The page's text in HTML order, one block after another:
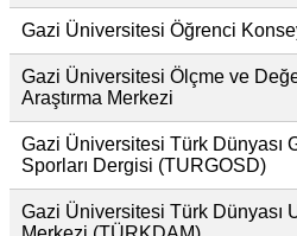
Gazi Üniversitesi Öğrenci
Gazi Üniversitesi Ölçme ve
Araştırma Merkezi
Gazi Üniversitesi Türk Dünyası
Sporları Dergisi (TURGOSD)
Gazi Üniversitesi Türk Dünyası